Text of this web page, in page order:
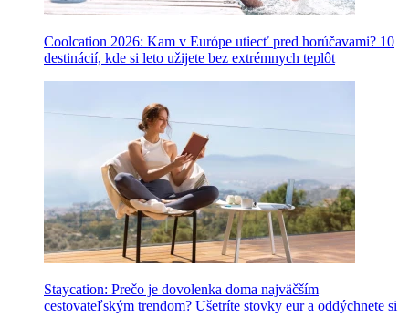
Coolcation 2026: Kam v Európe utiecť pred horúčavami? 10
destinácií, kde si leto užijete bez extrémnych teplôt
Staycation: Prečo je dovolenka doma najväčším
cestovateľským trendom? Ušetríte stovky eur a oddýchnete si